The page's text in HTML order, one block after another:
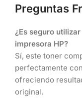
Preguntas
¿Es seguro
impresora HP?
Sí, este toner
perfectamente
ofreciendo
original.